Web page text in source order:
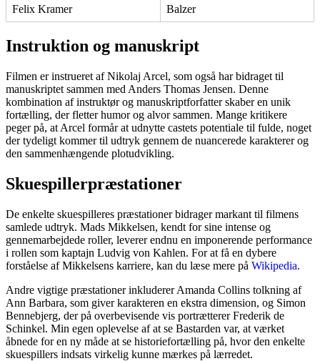
Felix Kramer Balzer
Instruktion og manuskript
Filmen er instrueret af Nikolaj Arcel, som også har bidraget til
manuskriptet sammen med Anders Thomas Jensen. Denne
kombination af instruktør og manuskriptforfatter skaber en unik
fortælling, der fletter humor og alvor sammen. Mange kritikere
peger på, at Arcel formår at udnytte castets potentiale til fulde, noget
der tydeligt kommer til udtryk gennem de nuancerede karakterer og
den sammenhængende plotudvikling.
Skuespillerpræstationer
De enkelte skuespilleres præstationer bidrager markant til filmens
samlede udtryk. Mads Mikkelsen, kendt for sine intense og
gennemarbejdede roller, leverer endnu en imponerende performance
i rollen som kaptajn Ludvig von Kahlen. For at få en dybere
forståelse af Mikkelsens karriere, kan du læse mere på Wikipedia.
Andre vigtige præstationer inkluderer Amanda Collins tolkning af
Ann Barbara, som giver karakteren en ekstra dimension, og Simon
Bennebjerg, der på overbevisende vis portrætterer Frederik de
Schinkel. Min egen oplevelse af at se Bastarden var, at værket
åbnede for en ny måde at se historiefortælling på, hvor den enkelte
skuespillers indsats virkelig kunne mærkes på lærredet.